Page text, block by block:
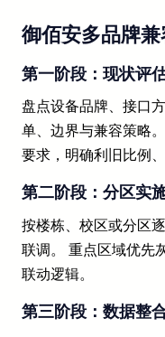
御佰安多品牌
第一阶段：现状评
盘点设备品牌、接口
单、边界与兼容策略
要求，明确利旧比例
第二阶段：分区实
按楼栋、校区或分区
联调。 重点区域优先
联动逻辑。
第三阶段：数据整